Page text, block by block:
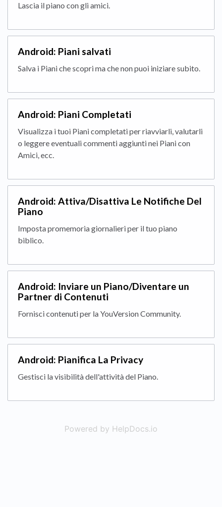
Lascia il piano con gli amici.
Android: Piani salvati
Salva i Piani che scopri ma che non puoi iniziare subito.
Android: Piani Completati
Visualizza i tuoi Piani completati per riavviarli, valutarli
o leggere eventuali commenti aggiunti nei Piani con
Amici, ecc.
Android: Attiva/Disattiva Le Notifiche Del
Piano
Imposta promemoria giornalieri per il tuo piano
biblico.
Android: Inviare un Piano/Diventare un
Partner di Contenuti
Fornisci contenuti per la YouVersion Community.
Android: Pianifica La Privacy
Gestisci la visibilità dell'attività del Piano.
Powered by HelpDocs.io